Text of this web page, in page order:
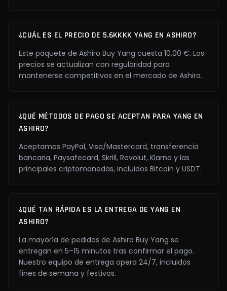
¿CUÁL ES EL PRECIO DE 5.6KKKK YANG EN ASHIRO?
Este paquete de Ashiro Buy Yang cuesta 10,00 €. Los
precios se actualizan con regularidad para
mantenerse competitivos en el mercado de Ashiro.
¿QUÉ MÉTODOS DE PAGO SE ACEPTAN PARA YANG EN
ASHIRO?
Aceptamos PayPal, Visa/Mastercard, transferencia
bancaria, Paysafecard, Skrill, Revolut, Klarna y las
principales criptomonedas, incluidos Bitcoin y USDT.
¿QUÉ TAN RÁPIDA ES LA ENTREGA DE YANG EN
ASHIRO?
La mayoría de pedidos de Ashiro Buy Yang se
entregan en 5–15 minutos tras confirmar el pago.
Nuestro equipo de entrega opera 24/7, incluidos
fines de semana y festivos.